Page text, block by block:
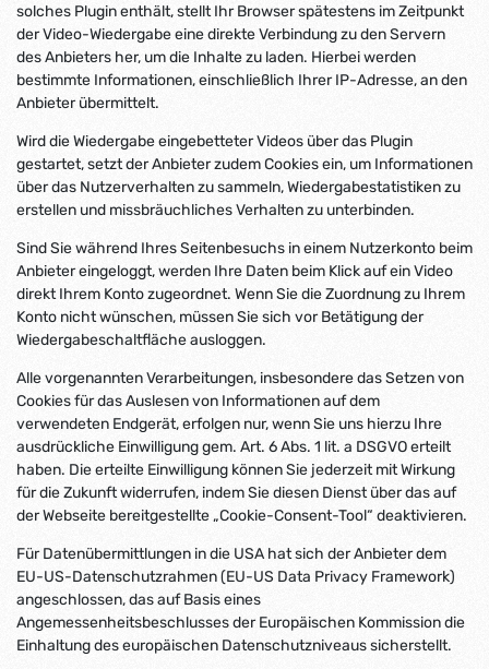
solches Plugin enthält, stellt Ihr Browser spätestens im Zeitpunkt
der Video-Wiedergabe eine direkte Verbindung zu den Servern
des Anbieters her, um die Inhalte zu laden. Hierbei werden
bestimmte Informationen, einschließlich Ihrer IP-Adresse, an den
Anbieter übermittelt.
Wird die Wiedergabe eingebetteter Videos über das Plugin
gestartet, setzt der Anbieter zudem Cookies ein, um Informationen
über das Nutzerverhalten zu sammeln, Wiedergabestatistiken zu
erstellen und missbräuchliches Verhalten zu unterbinden.
Sind Sie während Ihres Seitenbesuchs in einem Nutzerkonto beim
Anbieter eingeloggt, werden Ihre Daten beim Klick auf ein Video
direkt Ihrem Konto zugeordnet. Wenn Sie die Zuordnung zu Ihrem
Konto nicht wünschen, müssen Sie sich vor Betätigung der
Wiedergabeschaltfläche ausloggen.
Alle vorgenannten Verarbeitungen, insbesondere das Setzen von
Cookies für das Auslesen von Informationen auf dem
verwendeten Endgerät, erfolgen nur, wenn Sie uns hierzu Ihre
ausdrückliche Einwilligung gem. Art. 6 Abs. 1 lit. a DSGVO erteilt
haben. Die erteilte Einwilligung können Sie jederzeit mit Wirkung
für die Zukunft widerrufen, indem Sie diesen Dienst über das auf
der Webseite bereitgestellte „Cookie-Consent-Tool“ deaktivieren.
Für Datenübermittlungen in die USA hat sich der Anbieter dem
EU-US-Datenschutzrahmen (EU-US Data Privacy Framework)
angeschlossen, das auf Basis eines
Angemessenheitsbeschlusses der Europäischen Kommission die
Einhaltung des europäischen Datenschutzniveaus sicherstellt.